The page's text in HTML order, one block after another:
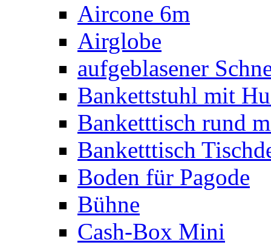
Aircone 6m
Airglobe
aufgeblasener
Bankettstuhl mit
Banketttisch rund
Banketttisch
Boden für Pagode
Bühne
Cash-Box Mini